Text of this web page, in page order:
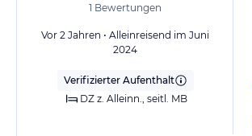
1 Bewertungen
Vor 2 Jahren • Alleinreisend im Juni
2024
Verifizierter Aufenthalt
DZ z. Alleinn., seitl. MB